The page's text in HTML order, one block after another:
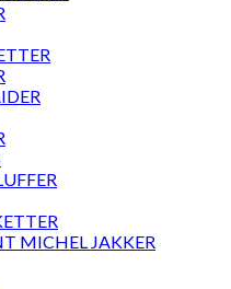
MICHEL JAKKER